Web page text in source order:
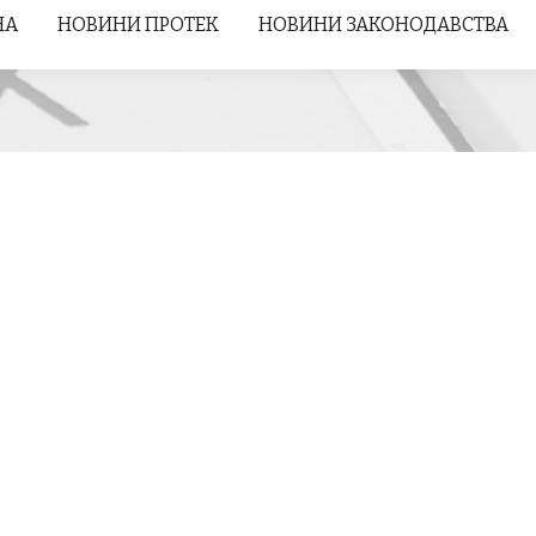
НОВИНИ ПРОТЕК НОВИНИ ЗАКОНОДАВСТВА
НОВИНИ ПРОТЕК НОВИНИ ЗАКОНОДАВСТВА